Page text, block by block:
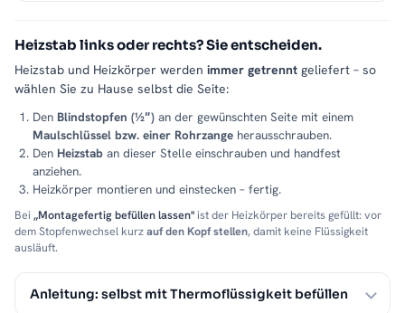
Heizstab links oder rechts? Sie entscheiden.
Heizstab und Heizkörper werden immer getrennt geliefert – so
wählen Sie zu Hause selbst die Seite:
Den Blindstopfen (½″) an der gewünschten Seite mit einem
Maulschlüssel bzw. einer Rohrzange herausschrauben.
Den Heizstab an dieser Stelle einschrauben und handfest
anziehen.
Heizkörper montieren und einstecken – fertig.
Bei „Montagefertig befüllen lassen"ist der Heizkörper bereits gefüllt: vor
dem Stopfenwechsel kurzauf den Kopf stellen, damit keine Flüssigkeit
ausläuft.
Anleitung: selbst mit Thermoflüssigkeit befüllen